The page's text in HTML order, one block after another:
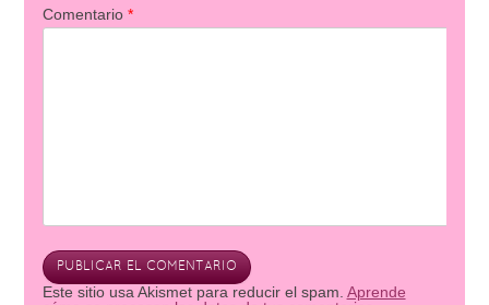
Comentario *
Este sitio usa Akismet para reducir el spam. Aprende